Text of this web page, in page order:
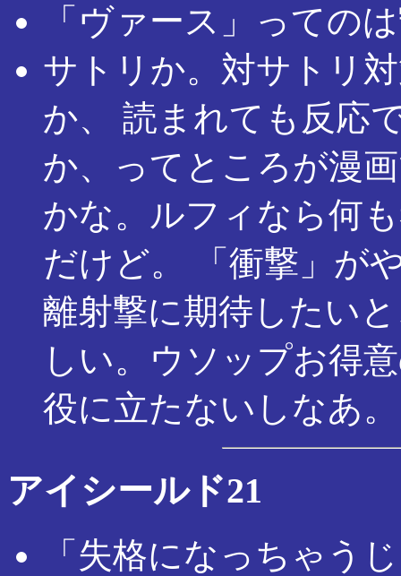
「ヴァース」っての
サトリか。対サトリ
か、 読まれても反応
か、ってところが漫
かな。ルフィなら何
だけど。 「衝撃」が
離射撃に期待したい
しい。ウソップお得
役に立たないしなあ。
アイシールド21
「失格になっちゃう